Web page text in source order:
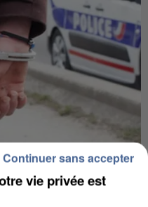
DZ MAFIA
vie privée est
Continuer sans accepter